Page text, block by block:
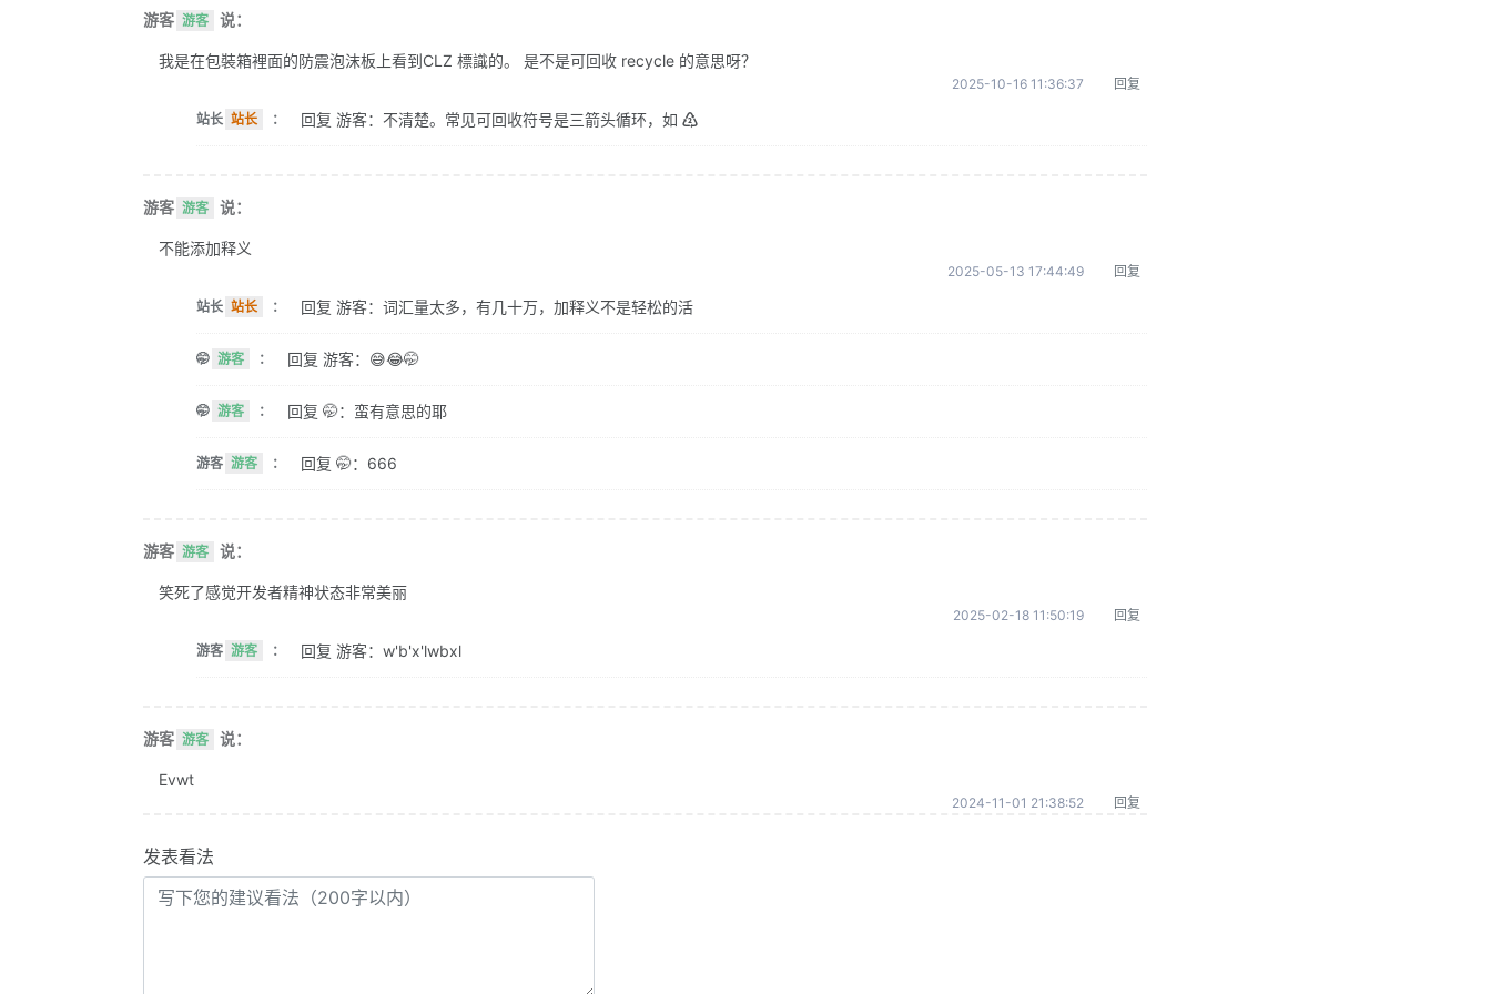
游客 游客 说：
我是在包裝箱裡面的防震泡沫板上看到CLZ 標識的。 是不是可回收 recycle 的意思呀？
2025-10-16 11:36:37 回复
站长 站长 ： 回复 游客：不清楚。常见可回收符号是三箭头循环，如 ♴
游客 游客 说：
不能添加释义
2025-05-13 17:44:49 回复
站长 站长 ： 回复 游客：词汇量太多，有几十万，加释义不是轻松的活
🤭 游客 ： 回复 游客：😅😂🤭
🤭 游客 ： 回复 🤭：蛮有意思的耶
游客 游客 ： 回复 🤭：666
游客 游客 说：
笑死了感觉开发者精神状态非常美丽
2025-02-18 11:50:19 回复
游客 游客 ： 回复 游客：w'b'x'lwbxl
游客 游客 说：
Evwt
2024-11-01 21:38:52 回复
发表看法